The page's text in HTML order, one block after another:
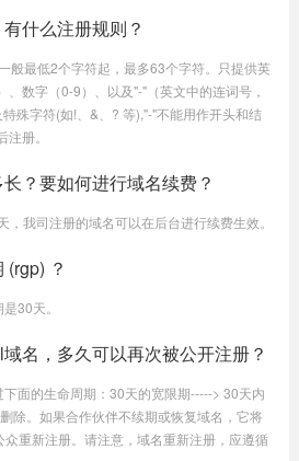
什么注册规则？
般最低2个字符起，最多63个字符。只提供英
数字（0-9）、以及"-"（英文中的连词号，
殊字符(如!、&、? 等),"-"不能用作开头和结
册。
？要如何进行域名续费？
，我司注册的域名可以在后台进行续费生效。
？
30天。
名，多久可以再次被公开注册？
下面的生命周期：30天的宽限期-----> 30天内
除。如果合作伙伴不续期或恢复域名，它将
重新注册。请注意，域名重新注册，应遵循